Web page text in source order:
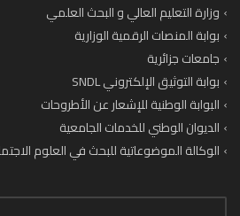
وزارة التعليم العالي و البحث العلمي
بوابة المنصات الرقمية الوزارية
جامعات جزائرية
بوابة التوثيق الإلكتروني SNDL
البوابة الوطنية للإشعار عن الأطروحات
الديوان الوطني للخدمات الجامعية
الوكالة الموضوعاتية للبحث في العلوم